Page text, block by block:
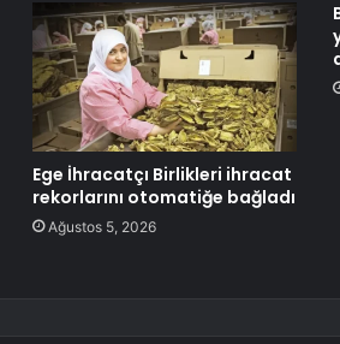
Ege İhracatçı Birlikleri ihracat
rekorlarını otomatiğe bağladı
Ağustos 5, 2026